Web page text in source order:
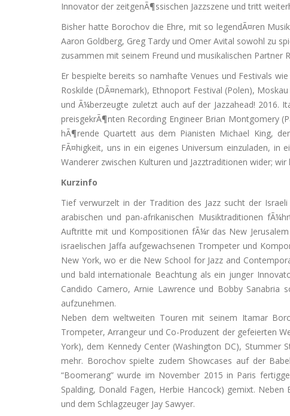
Innovator der zeitgenÃ¶ssischen Jazzszene und tritt
Bisher hatte Borochov die Ehre, mit so legendÃ¤ren
Aaron Goldberg, Greg Tardy und Omer Avital sowohl zu
zusammen mit seinem Freund und musikalischen Partner
Er bespielte bereits so namhafte Venues und Festivals
Roskilde (DÃ¤nemark), Ethnoport Festival (Polen),
und Ã¼berzeugte zuletzt auch auf der Jazzahead! 2016.
preisgekrÃ¶nten Recording Engineer Brian Montgomery
hÃ¶rende Quartett aus dem Pianisten Michael King,
FÃ¤higkeit, uns in ein eigenes Universum einzuladen, in
Wanderer zwischen Kulturen und Jazztraditionen wider;
Kurzinfo
Tief verwurzelt in der Tradition des Jazz sucht der
arabischen und pan-afrikanischen Musiktraditionen
Auftritte mit und Kompositionen fÃ¼r das New
israelischen Jaffa aufgewachsenen Trompeter und
New York, wo er die New School for Jazz and
und bald internationale Beachtung als ein junger
Candido Camero, Arnie Lawrence und Bobby Sanabria
aufzunehmen.
Neben dem weltweiten Touren mit seinem Itamar
Trompeter, Arrangeur und Co-Produzent der gefeierten
York), dem Kennedy Center (Washington DC), Stummer
mehr. Borochov spielte zudem Showcases auf der
“Boomerang” wurde im November 2015 in Paris
Spalding, Donald Fagen, Herbie Hancock) gemixt.
und dem Schlagzeuger Jay Sawyer.